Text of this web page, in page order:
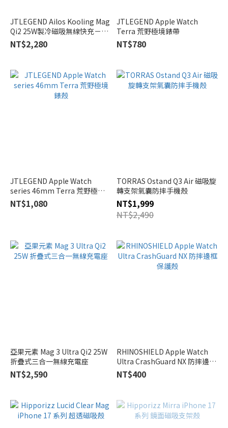
JTLEGEND Ailos Kooling Mag
Qi2 25W製冷磁吸無線快充－萬
用吸盤支架版
NT$2,280
JTLEGEND Apple Watch
Terra 荒野極境錶帶
NT$780
JTLEGEND Apple Watch
series 46mm Terra 荒野極境
錶殼
NT$1,080
TORRAS Ostand Q3 Air 磁吸旋
轉支架氣囊防摔手機殼
NT$1,999
NT$2,490
亞果元素 Mag 3 Ultra Qi2 25W
折疊式三合一無線充電座
NT$2,590
RHINOSHIELD Apple Watch
Ultra CrashGuard NX 防摔邊框
保護殼
NT$400